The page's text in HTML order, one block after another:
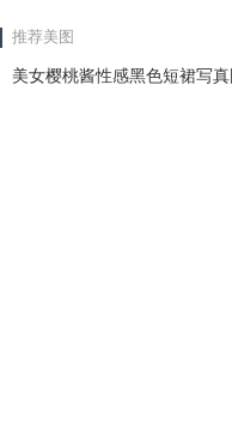
推荐美图
美女樱桃酱性感黑色短裙写